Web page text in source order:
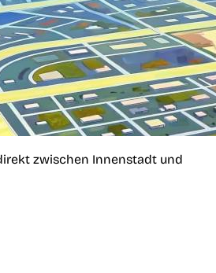
zwischen Innenstadt und